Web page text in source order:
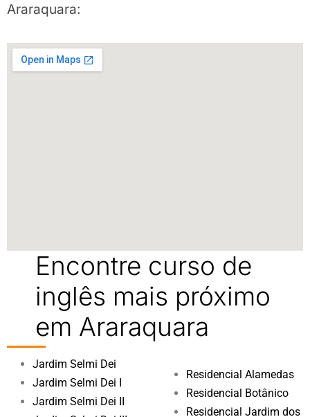
Araraquara:
Encontre curso de
inglês mais próximo
em Araraquara
Jardim Selmi Dei
Jardim Selmi Dei I
Jardim Selmi Dei II
Residencial Alamedas
Residencial Botânico
Residencial Jardim dos